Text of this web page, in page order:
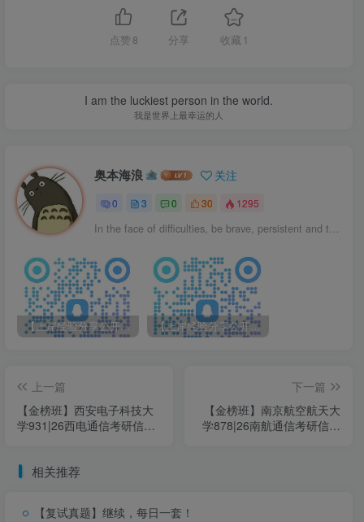
5、学习计划/督学指导
关于调班：免费更换一次院校（已开班院校)
关于重学：未上岸，可再看一年视频课程
*注:若已邮寄院校真题资料，调班需补一个真
题资料费用
赠送复试速成课
✅复试英语指导课程
✅【通信原理】复试速成课(9h)
✅【电磁场与电磁波】复试速成课(5h)
✅【模拟电子技术】复试速成课(5h)
点赞 8 分享 收藏 1
I am the luckiest person in the world.
我是世界上最幸运的人
奥本海浪 关注
0 3 0 30 1295
In the face of difficulties, be brave, persistent and tirelessly to overcome it.
【上岸经验分享公开课】安徽大学830上岸经验分享！（0519） 【上岸经验分享公开课】上海科技大学882上岸经验分享！（0518）
上一篇
【金榜班】西安电子科技大
学931|26西电通信考研信号
下一篇
【金榜班】南京航空航天大
学878|26南航通信考研信号
相关推荐
【复试真题】继续，每日一套！